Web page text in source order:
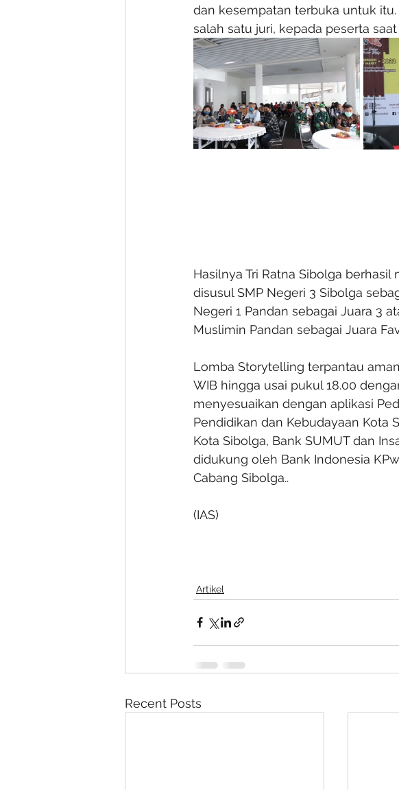
dan kesempatan terbuka untuk
salah satu juri, kepada peserta
Hasilnya Tri Ratna Sibolga
disusul SMP Negeri 3 Sibolga
Negeri 1 Pandan sebagai Juara 3
Muslimin Pandan sebagai Juara
Lomba Storytelling terpantau
WIB hingga usai pukul 18.00
menyesuaikan dengan aplikasi
Pendidikan dan Kebudayaan Kota
Kota Sibolga, Bank SUMUT dan
didukung oleh Bank Indonesia
Cabang Sibolga..
(IAS)
Artikel
Recent Posts